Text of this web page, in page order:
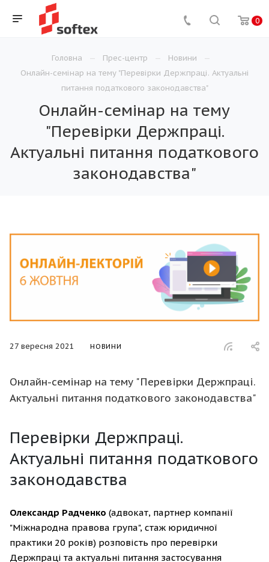
0
Головна Прес-центр
Новини
Онлайн-семінар на тему "Перевірки Держпраці. Актуальні
питання податкового законодавства"
Онлайн-семінар на тему
"Перевірки Держпраці.
Актуальні питання податкового
законодавства"
27 вересня 2021 НОВИНИ
Онлайн-семінар на тему "Перевірки Держпраці.
Актуальні питання податкового законодавства"
Перевірки Держпраці.
Актуальні питання податкового
законодавства
Олександр Радченко (адвокат, партнер компанії
"Міжнародна правова група", стаж юридичної
практики 20 років) розповість про перевірки
Держпраці та актуальні питання застосування